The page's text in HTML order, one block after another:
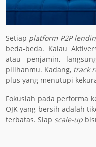
Setiap platform P2P
beda-beda. Kalau
atau penjamin,
pilihanmu. Kadang, track
plus yang menutupi
Fokuslah pada performa
OJK yang bersih adalah
terbatas. Siap scale-up